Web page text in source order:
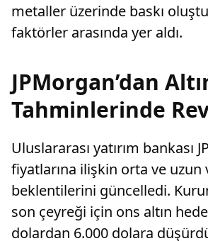
metaller üzerinde baskı
faktörler arasında yer aldı.
JPMorgan’dan
Tahminlerinde
Uluslararası yatırım bankası
fiyatlarına ilişkin orta ve uzun
beklentilerini güncelledi.
son çeyreği için ons altın
dolardan 6.000 dolara